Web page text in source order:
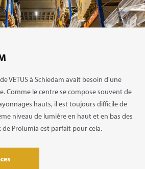
VETUS à Schiedam avait besoin d'une
Comme le centre se compose souvent de
hauts, il est toujours difficile de
niveau de lumière en haut et en bas des
de Prolumia est parfait pour cela.